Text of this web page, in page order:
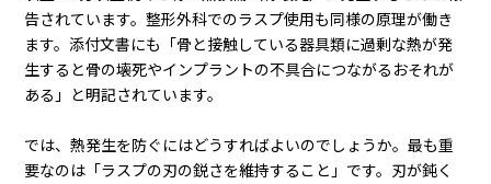
告されています。整形外科でのラスプ使用も同様の原理が働き
ます。添付文書にも「骨と接触している器具類に過剰な熱が発
生すると骨の壊死やインプラントの不具合につながるおそれが
ある」と明記されています。
では、熱発生を防ぐにはどうすればよいのでしょうか。最も重
要なのは「ラスプの刃の鋭さを維持すること」です。刃が鈍く